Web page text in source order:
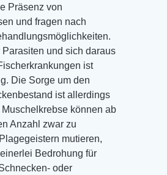
Präsenz von
und fragen nach
Parasiten und sich daraus
ist
Die Sorge um den
ist allerdings
können ab
Anzahl zwar zu
mutieren,
Bedrohung für
oder